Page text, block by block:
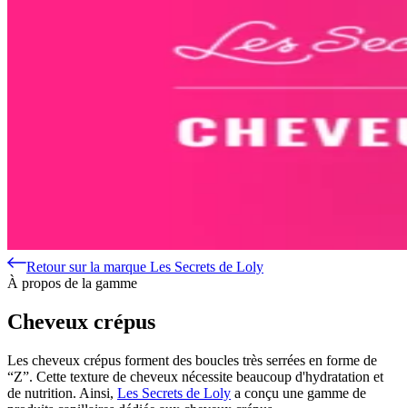
Retour sur la marque Les Secrets de Loly
À propos de la gamme
Cheveux crépus
Les cheveux crépus forment des boucles très serrées en forme de
“Z”. Cette texture de cheveux nécessite beaucoup d'hydratation et
de nutrition. Ainsi, Les Secrets de Loly a conçu une gamme de